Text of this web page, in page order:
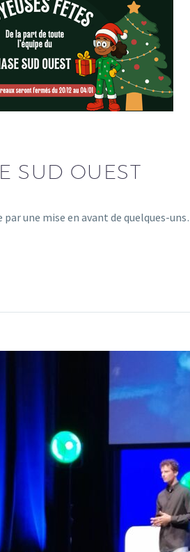
SUD OUEST
par une mise en avant de quelques-